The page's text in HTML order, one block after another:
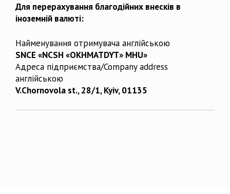
Для перерахування благодійних внесків в
іноземній валюті:
Найменування отримувача англійською
SNCE «NCSH «OKHMATDYT» MHU»
Адреса підприємства/Company address
англійською
V.Chornovola st., 28/1, Kyiv, 01135